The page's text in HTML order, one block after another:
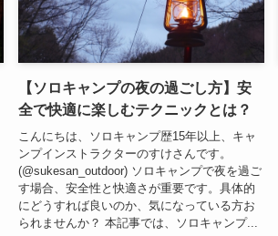
【ソロキャンプの夜の過ごし方】安
全で快適に楽しむテクニックとは？
こんにちは、ソロキャンプ歴15年以上、キャ
ンプインストラクターのすけさんです。
(@sukesan_outdoor) ソロキャンプで夜を過ご
す場合、安全性と快適さが重要です。具体的
にどうすれば良いのか、気になっている方お
られませんか？ 本記事では、ソロキャンプ...